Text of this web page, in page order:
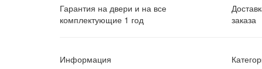
Гарантия на двери и на все
комплектующие 1 год
заказа
Информация